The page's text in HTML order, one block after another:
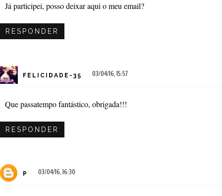
Já participei, posso deixar aqui o meu email?
RESPONDER
FELICIDADE-35 03/04/16, 15:57
Que passatempo fantástico, obrigada!!!
RESPONDER
P 03/04/16, 16:30